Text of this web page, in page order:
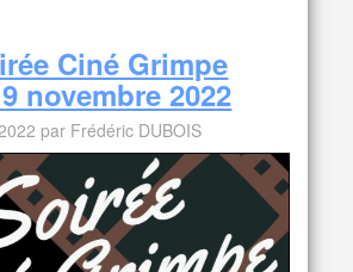
Ciné Grimpe
novembre 2022
par Frédéric DUBOIS